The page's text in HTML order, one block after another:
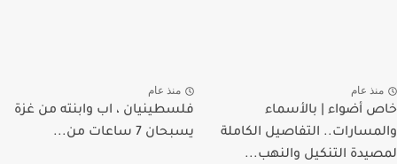
منذ عام
خاص أضواء | بالأسماء
والمسارات.. التفاصيل الكاملة
لمصيدة التنكيل والنهب...
منذ عام
فلسطينيان ، اب وابنته من غزة
يسبحان 7 ساعات من...